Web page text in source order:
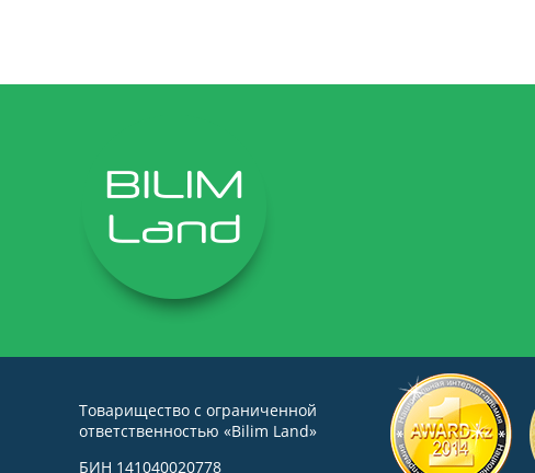
Товарищество с ограниченной
ответственностью «Bilim Land»
БИН 141040020778